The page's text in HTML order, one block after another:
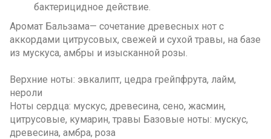
бактерицидное действие.
Аромат Бальзама— сочетание древесных нот с
аккордами цитрусовых, свежей и сухой травы, на базе
из мускуса, амбры и изысканной розы.
Верхние ноты: эвкалипт, цедра грейпфрута, лайм,
нероли
Ноты сердца: мускус, древесина, сено, жасмин,
цитрусовые, кумарин, травы Базовые ноты: мускус,
древесина, амбра, роза